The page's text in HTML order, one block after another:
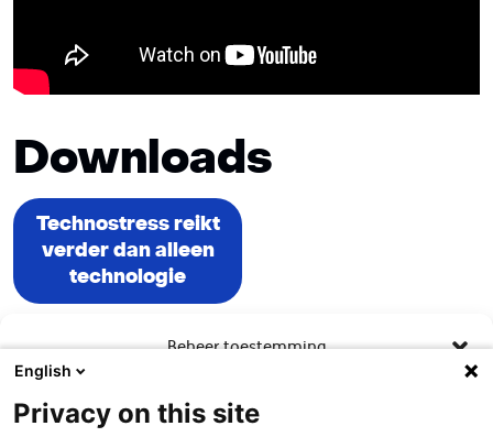
Beheer toestemming
cookies om informatie over je apparaat op te slaan en/of te raadplegen.
Downloads
Technostress reikt
verder dan alleen
technologie
English
Privacy on this site